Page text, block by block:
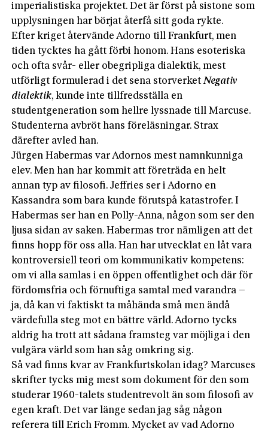
imperialistiska projektet. Det är först på sistone som
upplysningen har börjat återfå sitt goda rykte.
Efter kriget återvände Adorno till Frankfurt, men
tiden tycktes ha gått förbi honom. Hans esoteriska
och ofta svår- eller obegripliga dialektik, mest
utförligt formulerad i det sena storverketNegativ
dialektik, kunde inte tillfredsställa en
studentgeneration som hellre lyssnade till Marcuse.
Studenterna avbröt hans föreläsningar. Strax
därefter avled han.
Jürgen Habermas var Adornos mest namnkunniga
elev. Men han har kommit att företräda en helt
annan typ av filosofi. Jeffries ser i Adorno en
Kassandra som bara kunde förutspå katastrofer. I
Habermas ser han en Polly-Anna, någon som ser den
ljusa sidan av saken. Habermas tror nämligen att det
finns hopp för oss alla. Han har utvecklat en låt vara
kontroversiell teori om kommunikativ kompetens:
om vi alla samlas i en öppen offentlighet och där för
fördomsfria och förnuftiga samtal med varandra –
ja, då kan vi faktiskt ta måhända små men ändå
värdefulla steg mot en bättre värld. Adorno tycks
aldrig ha trott att sådana framsteg var möjliga i den
vulgära värld som han såg omkring sig.
Så vad finns kvar av Frankfurtskolan idag? Marcuses
skrifter tycks mig mest som dokument för den som
studerar 1960-talets studentrevolt än som filosofi av
egen kraft. Det var länge sedan jag såg någon
referera till Erich Fromm. Mycket av vad Adorno